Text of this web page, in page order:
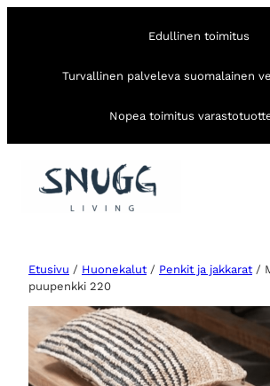
Edullinen toimitus
Turvallinen palveleva suomalainen
Nopea toimitus
Etusivu / Huonekalut / Penkit ja jakkarat /
puupenkki 220